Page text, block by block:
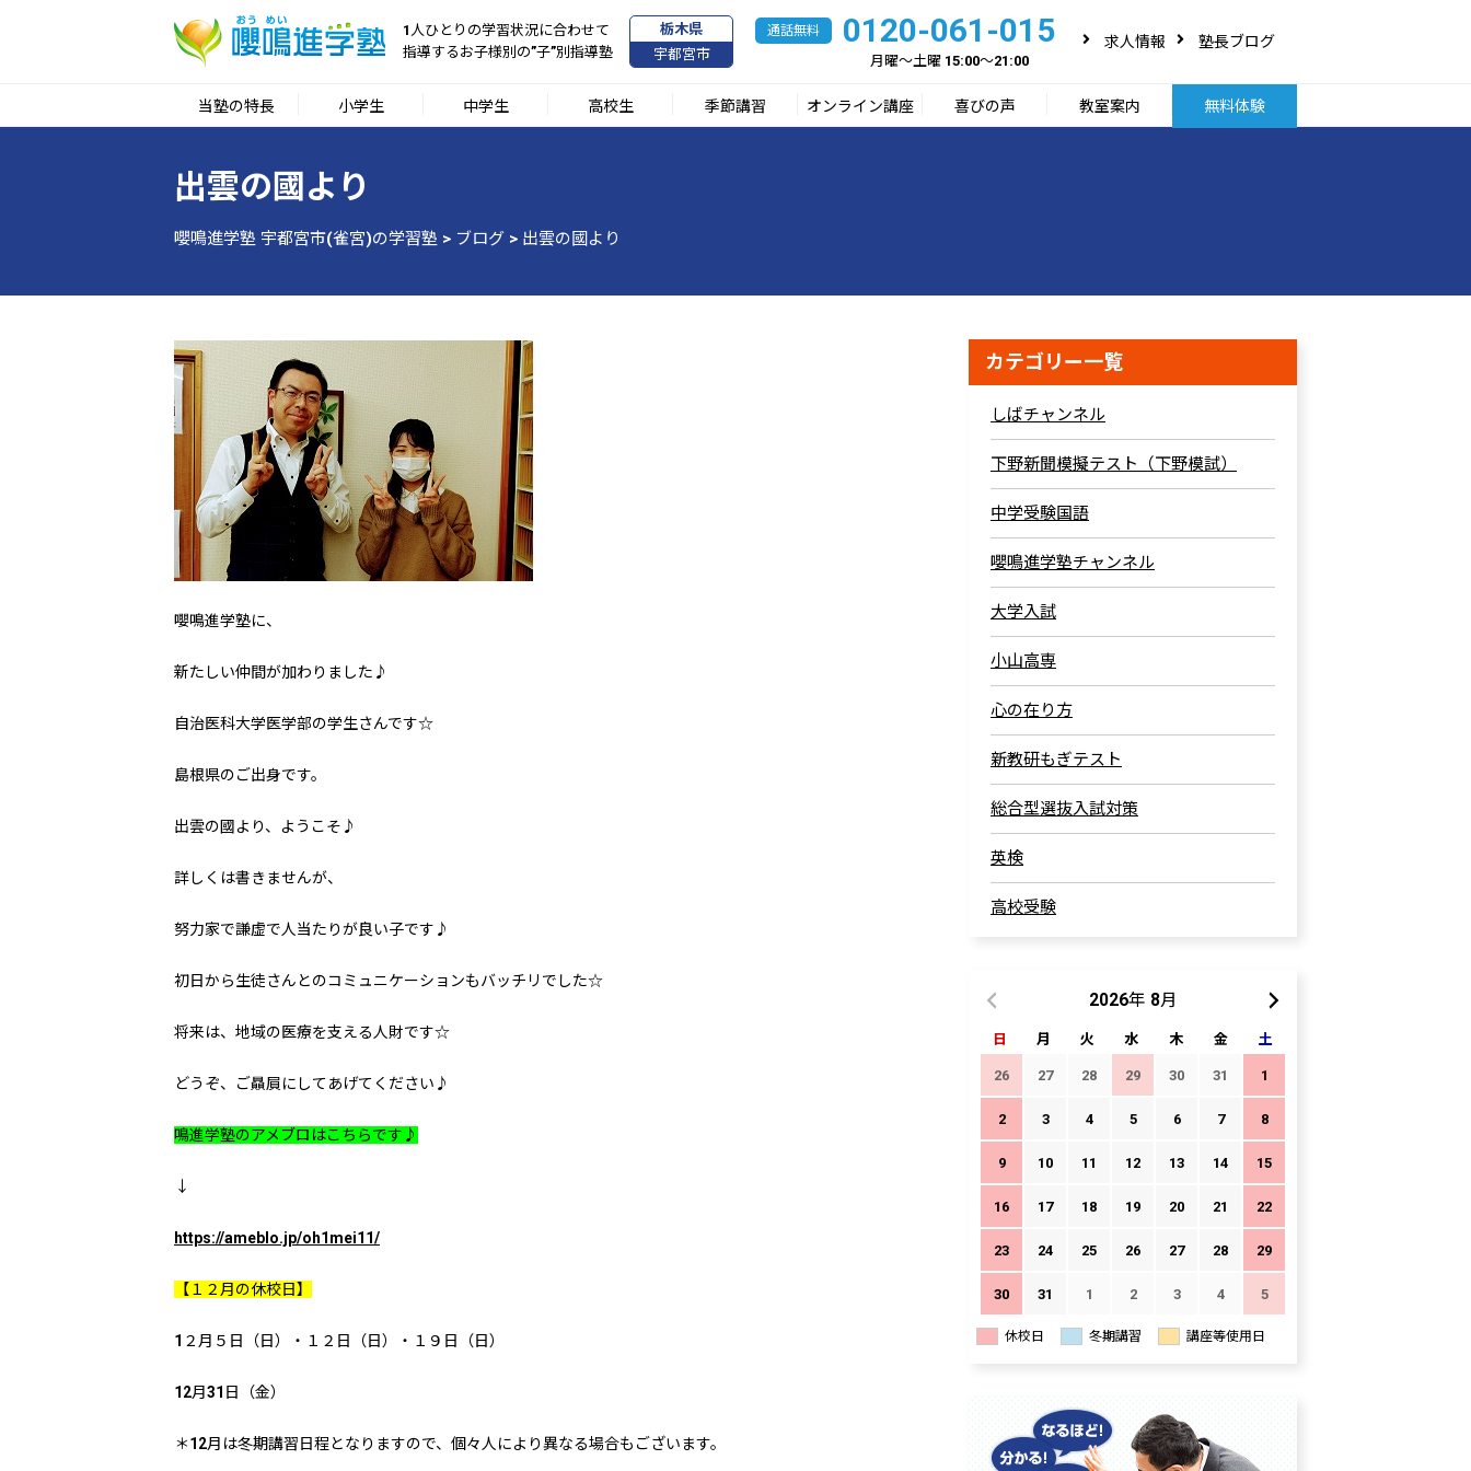
1人ひとりの学習状況に合わせて
指導するお子様別の”子”別指導塾
栃木県
宇都宮市
0120-061-015
月曜～土曜 15:00～21:00
求人情報 塾長ブログ
当塾の特長 小学生 中学生 高校生 季節講習 オンライン講座 喜びの声 教室案内 無料体験
出雲の國より
嚶鳴進学塾 宇都宮市(雀宮)の学習塾 > ブログ > 出雲の國より
嚶鳴進学塾に、
新たしい仲間が加わりました♪
自治医科大学医学部の学生さんです☆
島根県のご出身です。
出雲の國より、ようこそ♪
詳しくは書きませんが、
努力家で謙虚で人当たりが良い子です♪
初日から生徒さんとのコミュニケーションもバッチリでした☆
将来は、地域の医療を支える人財です☆
どうぞ、ご贔屓にしてあげてください♪
鳴進学塾のアメブロはこちらです♪
↓
https://ameblo.jp/oh1mei11/
【１２月の休校日】
1２月５日（日）・１２日（日）・１９日（日）
12月31日（金）
＊12月は冬期講習日程となりますので、個々人により異なる場合もございます。
カテゴリー一覧
しばチャンネル
下野新聞模擬テスト（下野模試）
中学受験国語
嚶鳴進学塾チャンネル
大学入試
小山高専
心の在り方
新教研もぎテスト
総合型選抜入試対策
英検
高校受験
2026年 8月
日 月 火 水 木 金 土
26 27 28 29 30 31 1
2 3 4 5 6 7 8
9 10 11 12 13 14 15
16 17 18 19 20 21 22
23 24 25 26 27 28 29
30 31 1 2 3 4 5
休校日 冬期講習 講座等使用日